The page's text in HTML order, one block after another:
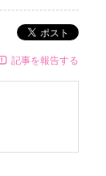
ポスト
記事を報告する